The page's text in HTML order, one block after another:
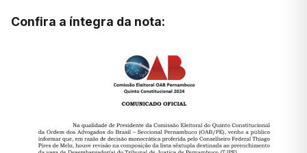
Confira a íntegra da nota: